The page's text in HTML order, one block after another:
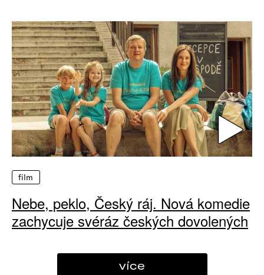
film
Nebe, peklo, Český ráj. Nová komedie
zachycuje svéráz českých dovolených
více